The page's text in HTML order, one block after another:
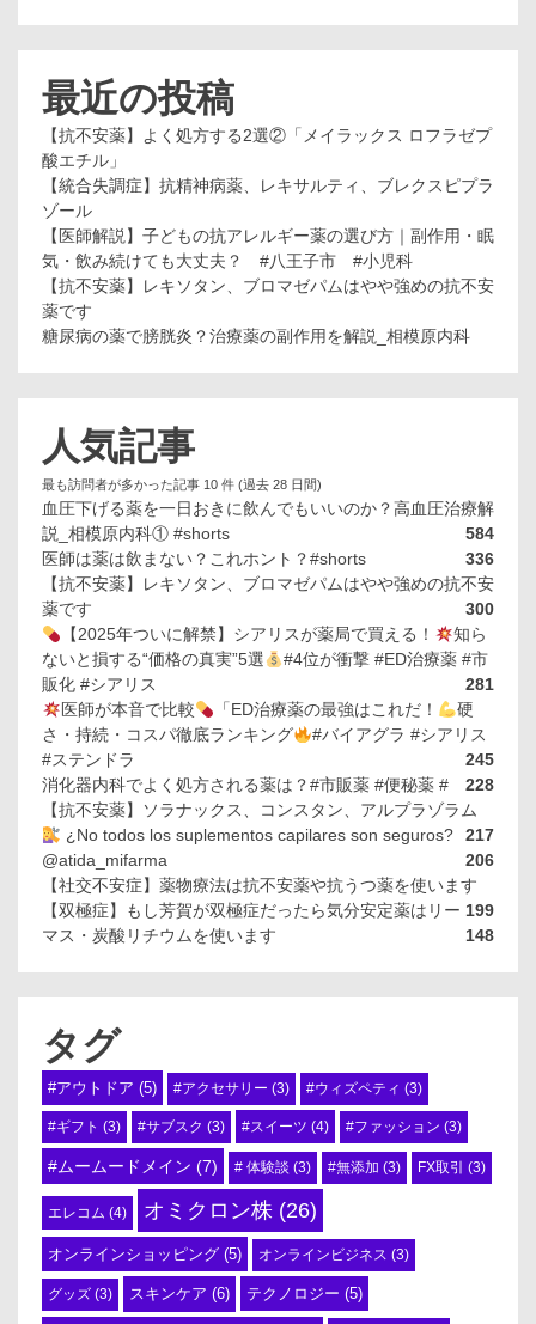
最近の投稿
【抗不安薬】よく処方する2選②「メイラックス ロフラゼプ
酸エチル」
【統合失調症】抗精神病薬、レキサルティ、ブレクスピプラ
ゾール
【医師解説】子どもの抗アレルギー薬の選び方｜副作用・眠
気・飲み続けても大丈夫？ #八王子市 #小児科
【抗不安薬】レキソタン、ブロマゼパムはやや強めの抗不安
薬です
糖尿病の薬で膀胱炎？治療薬の副作用を解説_相模原内科
人気記事
最も訪問者が多かった記事 10 件 (過去 28 日間)
血圧下げる薬を一日おきに飲んでもいいのか？高血圧治療解
説_相模原内科① #shorts
584
医師は薬は飲まない？これホント？#shorts
336
【抗不安薬】レキソタン、ブロマゼパムはやや強めの抗不安
薬です
300
【2025年ついに解禁】シアリスが薬局で買える！
知ら
ないと損する“価格の真実”5選
#4位が衝撃 #ED治療薬 #市
販化 #シアリス
281
医師が本音で比較
「ED治療薬の最強はこれだ！
硬
さ・持続・コスパ徹底ランキング
#バイアグラ #シアリス
#ステンドラ
245
消化器内科でよく処方される薬は？#市販薬 #便秘薬 #
228
【抗不安薬】ソラナックス、コンスタン、アルプラゾラム
217
¿No todos los suplementos capilares son seguros?
@atida_mifarma
206
【社交不安症】薬物療法は抗不安薬や抗うつ薬を使います
199
【双極症】もし芳賀が双極症だったら気分安定薬はリー
マス・炭酸リチウムを使います
148
タグ
#アウトドア (5) #アクセサリー (3) #ウィズペティ (3)
#ギフト (3) #サブスク (3) #スイーツ (4) #ファッション (3)
#ムームードメイン (7) # 体験談 (3) #無添加 (3) FX取引 (3)
エレコム (4) オミクロン株 (26)
オンラインショッピング (5) オンラインビジネス (3)
グッズ (3) スキンケア (6) テクノロジー (5)